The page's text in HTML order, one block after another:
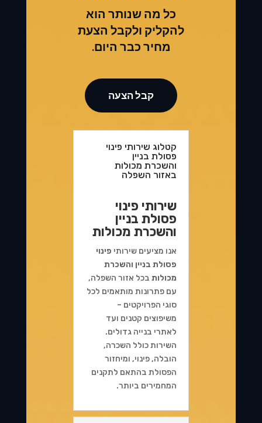
כל מה שנותר הוא
להקליק ולקבל הצעת
מחיר כבר היום.
קבל הצעה
קטלוג שירותי פינוי
פסולת בניין
והשכרת מכולות
באזור השפלה
שירותי פינוי
פסולת בניין
והשכרת מכולות
אנו מציעים שירותי פינוי
פסולת בניין והשכרת
מכולותבכל אזור השפלה,
עם פתרונות מותאמים לכל
סוגי הפרויקטים –
משיפוצים קטנים ועד
לאתרי בנייה גדולים.
השירות כולל השכרה,
הובלה, פינוי, ומיחזור
הפסולת בהתאם לתקנים
המחמירים ביותר.